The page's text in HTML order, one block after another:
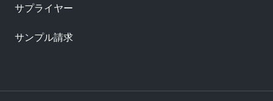
サプライヤー
サンプル請求